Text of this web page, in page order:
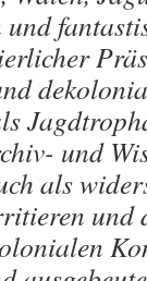
und
als
und